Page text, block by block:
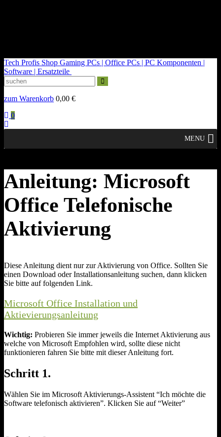
Tech Profis Shop Gaming PCs | Office PCs | PC Komponenten |
Software | Ersatzteile
zum Warenkorb 0,00 €
0
MENU
Anleitung: Microsoft
Office Telefonische
Aktivierung
Diese Anleitung dient nur zur Aktivierung von Office. Sollten Sie
einen Download oder Installationsanleitung suchen, dann klicken
Sie bitte auf folgenden Link.
Microsoft Office Installation und
Aktievierungsanleitung
Wichtig: Probieren Sie immer jeweils die Internet Aktivierung aus
welche von Microsoft Empfohlen wird, sollte diese nicht
funktionieren fahren Sie bitte mit dieser Anleitung fort.
Schritt 1.
Wählen Sie im Microsoft Aktivierungs-Assistent “Ich möchte die
Software telefonisch aktivieren”. Klicken Sie auf “Weiter”